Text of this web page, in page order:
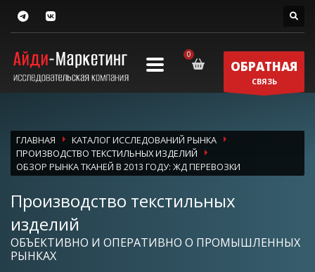
ОБРАТНАЯ
СВЯЗЬ
ГЛАВНАЯ
КАТАЛОГ ИССЛЕДОВАНИЙ РЫНКА
ПРОИЗВОДСТВО ТЕКСТИЛЬНЫХ ИЗДЕЛИЙ
ОБЗОР РЫНКА ТКАНЕЙ В 2013 ГОДУ: ЖД ПЕРЕВОЗКИ
Производство текстильных
изделий
ОБЪЕКТИВНО И ОПЕРАТИВНО О ПРОМЫШЛЕННЫХ
РЫНКАХ